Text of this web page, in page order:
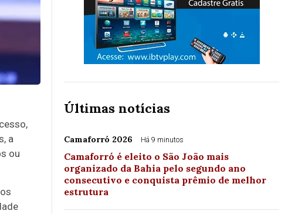
a
ou
Últimas notícias
Camaforró 2026 Há 9 minutos
Camaforró é eleito o São João mais
organizado da Bahia pelo segundo ano
consecutivo e conquista prêmio de melhor
estrutura